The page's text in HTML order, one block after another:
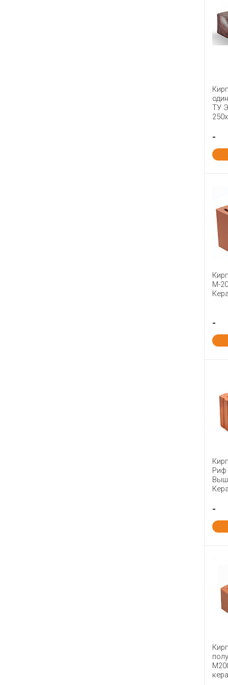
ТУ
-
М-
-
Риф
-